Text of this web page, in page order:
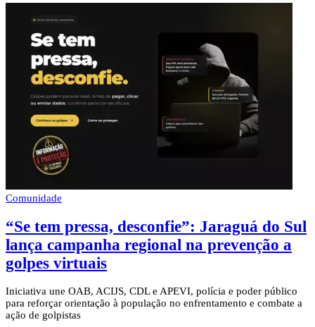
Comunidade
“Se tem pressa, desconfie”: Jaraguá do Sul
lança campanha regional na prevenção a
golpes virtuais
Iniciativa une OAB, ACIJS, CDL e APEVI, polícia e poder público
para reforçar orientação à população no enfrentamento e combate a
ação de golpistas